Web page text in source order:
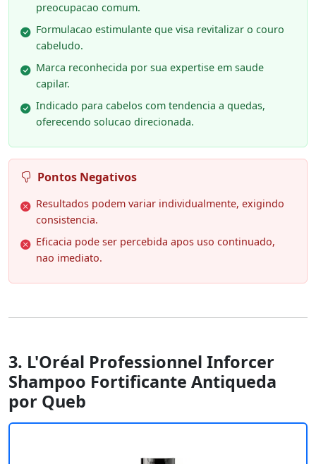
preocupacao comum.
Formulacao estimulante que visa revitalizar o couro
cabeludo.
Marca reconhecida por sua expertise em saude
capilar.
Indicado para cabelos com tendencia a quedas,
oferecendo solucao direcionada.
Pontos Negativos
Resultados podem variar individualmente, exigindo
consistencia.
Eficacia pode ser percebida apos uso continuado,
nao imediato.
3. L'Oréal Professionnel Inforcer
Shampoo Fortificante Antiqueda
por Queb